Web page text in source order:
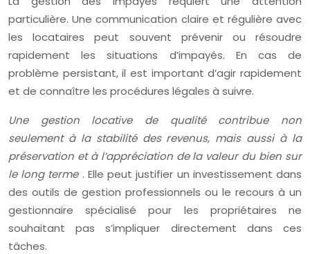
particulière. Une communication claire et régulière avec
les locataires peut souvent prévenir ou résoudre
rapidement les situations d’impayés. En cas de
problème persistant, il est important d’agir rapidement
et de connaître les procédures légales à suivre.
Une gestion locative de qualité contribue non
seulement à la stabilité des revenus, mais aussi à la
préservation et à l’appréciation de la valeur du bien sur
le long terme . Elle peut justifier un investissement dans
des outils de gestion professionnels ou le recours à un
gestionnaire spécialisé pour les propriétaires ne
souhaitant pas s’impliquer directement dans ces
tâches.